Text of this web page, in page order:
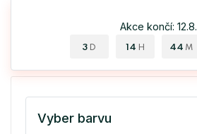
Akce končí: 12.8.
3 D 14 H 44 M
Vyber barvu